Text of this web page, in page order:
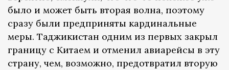
было и может быть вторая волна, поэтому
сразу были предприняты кардинальные
меры. Таджикистан одним из первых закрыл
границу с Китаем и отменил авиарейсы в эту
страну, чем, возможно, предотвратил вторую